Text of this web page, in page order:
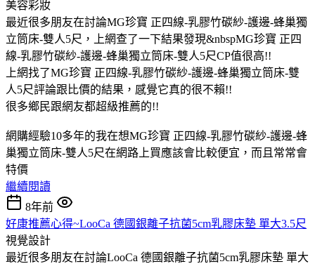
美容彩妝
最近很多朋友在討論MG珍寶 正四線-乳膠竹碳紗-護邊-蜂巢獨
立筒床-雙人5尺，上網查了一下結果發現&nbspMG珍寶 正四
線-乳膠竹碳紗-護邊-蜂巢獨立筒床-雙人5尺CP值很高!!
上網找了MG珍寶 正四線-乳膠竹碳紗-護邊-蜂巢獨立筒床-雙
人5尺評論跟比價的結果，感覺它真的很不賴!!
很多鄉民跟網友都超級推薦的!!
網購經驗10多年的我在想MG珍寶 正四線-乳膠竹碳紗-護邊-蜂
巢獨立筒床-雙人5尺在網路上買應該會比較便宜，而且常常會
特價
繼續閱讀
8年前
好康推薦心得~LooCa 德國銀離子抗菌5cm乳膠床墊 單大3.5尺
視覺設計
最近很多朋友在討論LooCa 德國銀離子抗菌5cm乳膠床墊 單大